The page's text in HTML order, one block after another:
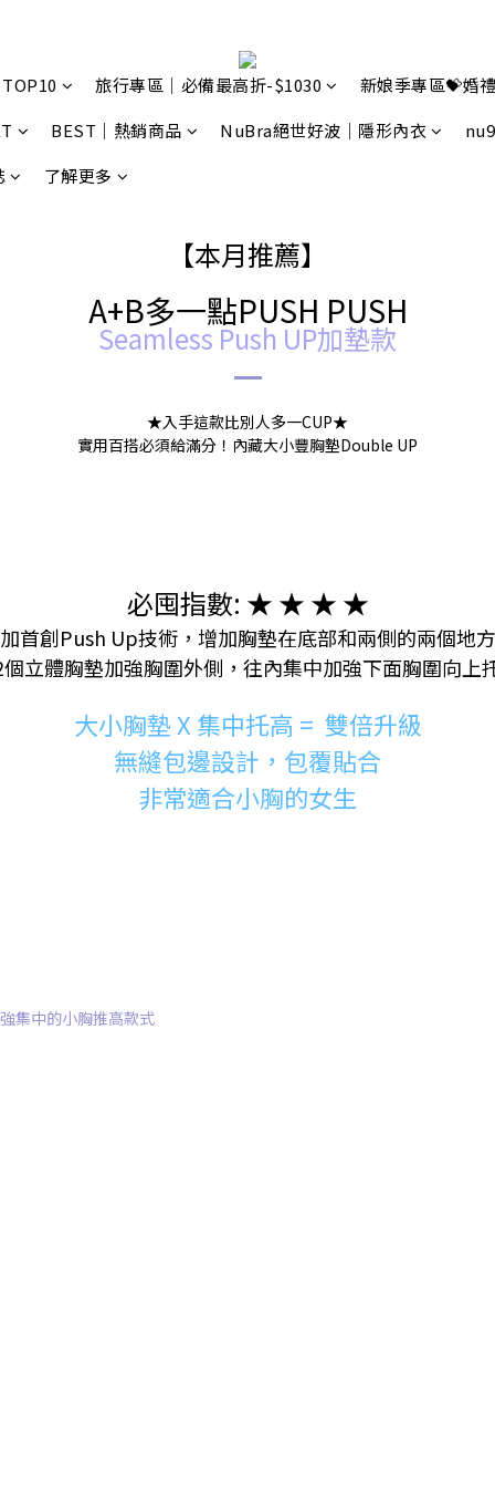
旅行專區｜必備最高折-$1030
新娘季專區💝婚
BEST｜熱銷商品 NuBra絕世好波｜隱形內衣
了解更多
【本月推薦】
A+B多一點PUSH PUSH
Seamless Push UP加墊款
★入手這款比別人多一CUP★
實用百搭必須給滿分！內藏大小豐胸墊Double UP
必囤指數: ★ ★ ★ ★
首創Push Up技術，增加胸墊在底部和兩側的兩個地方
立體胸墊加強胸圍外側，往內集中加強下面胸圍向上
大小胸墊 X 集中托高 = 雙倍升級
無縫包邊設計，包覆貼合
非常適合小胸的女生